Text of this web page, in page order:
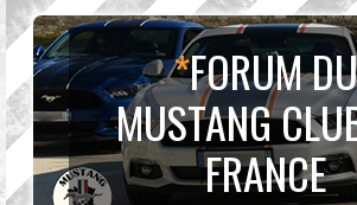
*FORUM DU
MUSTANG
FRANCE